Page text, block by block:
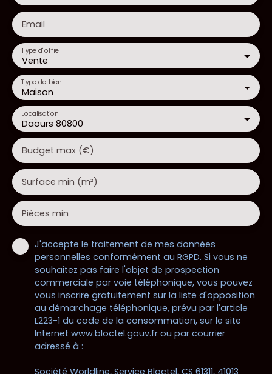
Email
Vente
Type d'offre
Maison
Type de bien
Daours 80800
Localisation
Budget max (€)
Surface min (m²)
Pièces min
J'accepte le traitement de mes données
personnelles conformément au RGPD. Si vous ne
souhaitez pas faire l'objet de prospection
commerciale par voie téléphonique, vous pouvez
vous inscrire gratuitement sur la liste d'opposition
au démarchage téléphonique, prévu par l'article
L223-1 du code de la consommation, sur le site
Internet www.bloctel.gouv.fr ou par courrier
adressé à :
Société Worldline, Service Bloctel, CS 61311, 41013